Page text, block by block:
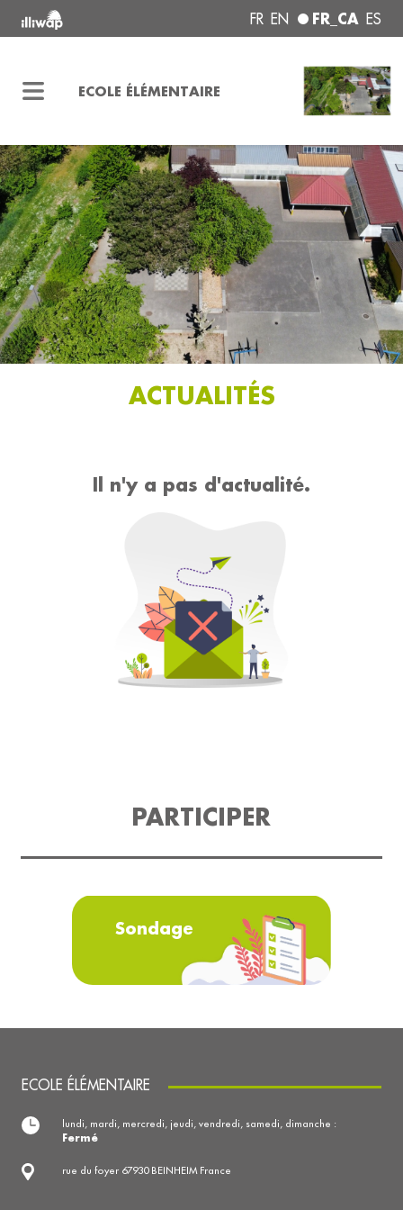
FR EN FR_CA ES
ECOLE ÉLÉMENTAIRE
ACTUALITÉS
Il n'y a pas d'actualité.
PARTICIPER
Sondage
ECOLE ÉLÉMENTAIRE
rue du foyer 67930 BEINHEIM France
lundi, mardi, mercredi, jeudi, vendredi, samedi, dimanche :
Fermé